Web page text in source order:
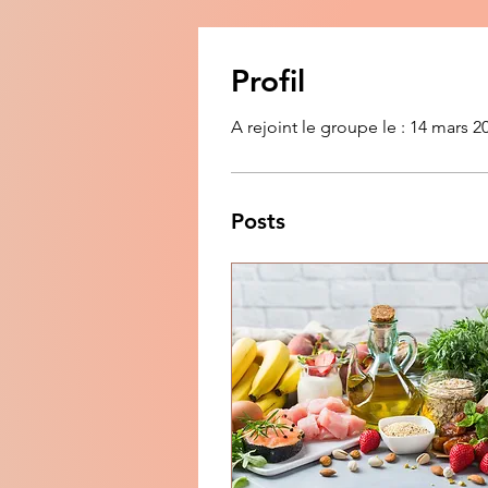
Profil
A rejoint le groupe le : 14 mars
Posts